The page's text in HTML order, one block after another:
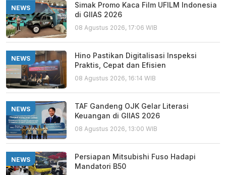
NEWS
Simak Promo Kaca Film UFILM Indonesia
di GIIAS 2026
08 Agustus 2026, 17:06 WIB
NEWS
Hino Pastikan Digitalisasi Inspeksi
Praktis, Cepat dan Efisien
08 Agustus 2026, 16:14 WIB
NEWS
TAF Gandeng OJK Gelar Literasi
Keuangan di GIIAS 2026
08 Agustus 2026, 13:00 WIB
NEWS
Persiapan Mitsubishi Fuso Hadapi
Mandatori B50